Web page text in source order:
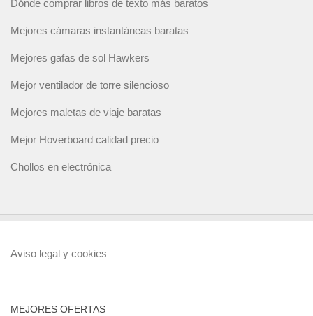
Dónde comprar libros de texto más baratos
Mejores cámaras instantáneas baratas
Mejores gafas de sol Hawkers
Mejor ventilador de torre silencioso
Mejores maletas de viaje baratas
Mejor Hoverboard calidad precio
Chollos en electrónica
Aviso legal y cookies
MEJORES OFERTAS